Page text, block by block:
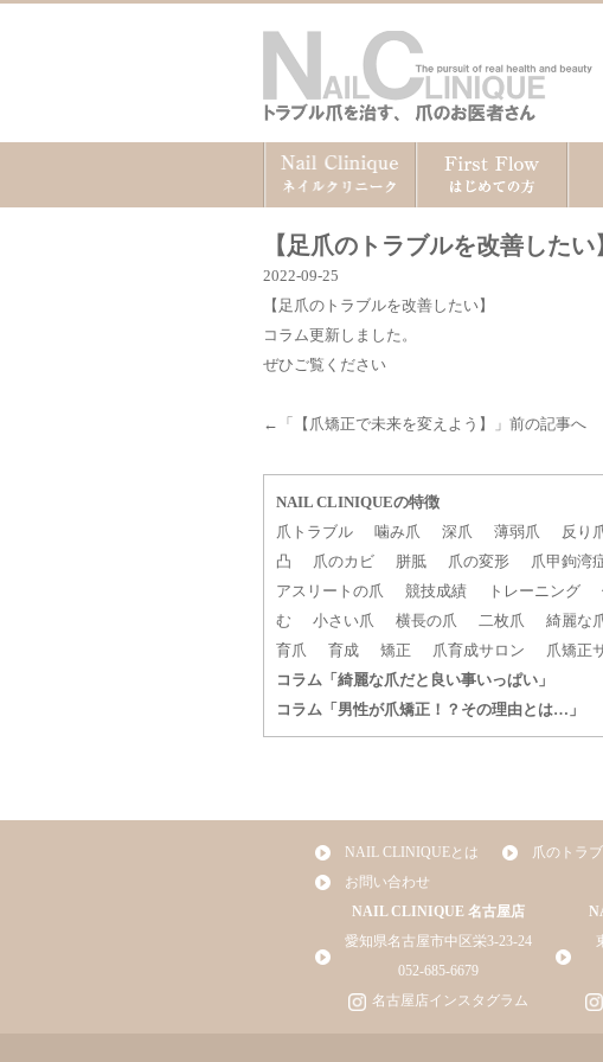
【足爪のトラブルを改善したい
2022-09-25
【足爪のトラブルを改善したい】
コラム更新しました。
ぜひご覧ください
←「 【爪矯正で未来を変えよう】 」前の記事
NAIL CLINIQUEの特徴
爪トラブル
噛み爪 深爪 薄弱爪 反り
凸
爪のカビ 胼胝 爪の変形 爪甲鉤湾
アスリートの爪
競技成績 トレーニング
む
小さい爪 横長の爪 二枚爪 綺麗な
育爪
育成 矯正 爪育成サロン 爪矯正
コラム「綺麗な爪だと良い事いっぱい」
コラム「男性が爪矯正！？その理由とは…」
NAIL CLINIQUEとは 爪のトラ
お問い合わせ
NAIL CLINIQUE 名古屋店
愛知県名古屋市中区栄3-23-24
052-685-6679
名古屋店インスタグラム